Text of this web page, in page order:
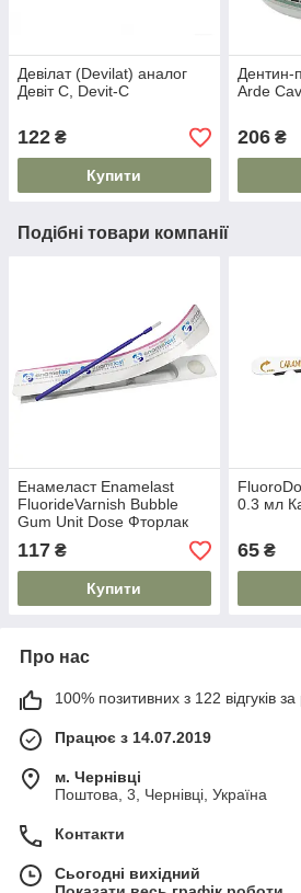
Девілат (Devilat) аналог
Девіт С, Devit-C
122 ₴
Купити
Дентин-
Arde
206₴
Подібні товари компанії
Енамеласт Enamelast
FluorideVarnish Bubble
Gum Unit Dose Фторлак
117 ₴
Купити
0.3 мл
65₴
Про нас
100% позитивних з 122 відгуків за
Працює з 14.07.2019
м. Чернівці
Поштова, 3, Чернівці, Україна
Контакти
Сьогодні вихідний